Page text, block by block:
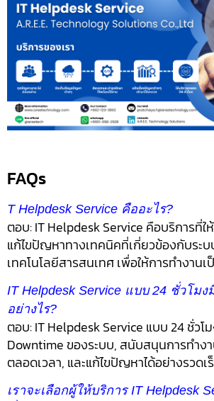
FAQs
T Helpdesk Service คืออะไร?
ตอบ: IT Helpdesk Service คือบริการที่
แก้ไขปัญหาทางเทคนิคที่เกี่ยวข้องกับระ
เทคโนโลยีสารสนเทศ เพื่อให้การทำงาน
IT Helpdesk Service แบบ 24 ชั่วโม
อย่างไร?
ตอบ: IT Helpdesk Service แบบ 24 ชั่วโ
Downtime ของระบบ, สนับสนุนการทำง
ตลอดเวลา, และแก้ไขปัญหาได้อย่างรวดเ
เราจะเลือกผู้ให้บริการ IT Helpdesk